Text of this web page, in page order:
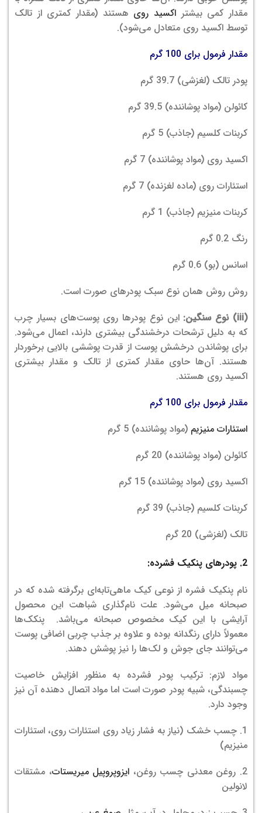
مقدار کمی بیشتر اکسید روی هستند (مقدار کمتری از تالک
توسط اکسید روی متعادل می‌شود).
مقدار فرمول برای 100 گرم
پودر تالک (لغزشی) 39.7 گرم
کائولن (مواد پوشاننده) 39.5 گرم
کربنات کلسیم (جاذب) 5 گرم
اکسید روی (مواد پوشاننده) 7 گرم
استئارات روی (ماده لغزنده) 7 گرم
کربنات منیزیم (جاذب) 1 گرم
رنگ 0.2 گرم
اسانس (بو) 0.6 گرم
روش روش همان نوع سبک پودرهای صورت است.
(iii) نوع سنگین:
این نوع پودرها روی پوست‌های بسیار چرب
که به دلیل ترشحات درخشندگی بیشتری دارند، اعمال می‌شود.
برای پوشاندن درخشش پوست از قدرت پوششی بالایی برخوردار
هستند. آن‌ها حاوی مقدار کمتری از تالک و مقدار بیشتری
اکسید روی هستند.
مقدار فرمول برای 100 گرم
استئارات منیزیم (مواد پوشاننده) 5 گرم
کائولن (مواد پوشاننده) 20 گرم
اکسید روی (مواد پوشاننده) 15 گرم
کربنات کلسیم (جاذب) 39 گرم
تالک (لغزشی) 20 گرم
2. پودرهای پنکیک فشرده:
نام پنکیک فشره از نوعی کیک ماهی‌تابه‌ای برگرفته شده که در
صبحانه میل می‌شود. علت نام‌گذاری شباهت این محصول
آرایشی با این کیک مخصوص صبحانه می‌باشد. پنکک‌ها
معمولاً دارای رنگدانه بوده و علاوه بر جذب چربی اضافی پوست
می‌توانند جای جوش و لک‌ها را نیز پوشش دهند.
مواد لازم: ترکیب پودر فشرده به منظور افزایش خاصیت
چسبندگی، شبیه پودر صورت است اما مواد اتصال دهنده آن نیز
وجود دارد.
1. چسب خشک (نیاز به فشار زیاد روی استئارات روی، استئارات
منیزیم)
2. روغن معدنی چسب روغن،
ایزوپروپیل میریستات، مشتقات
لانولین